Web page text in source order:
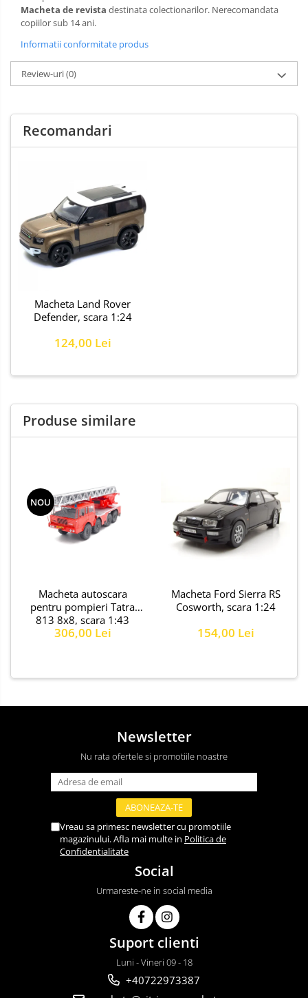
Macheta de revista destinata colectionarilor. Nerecomandata
copiilor sub 14 ani.
Informatii conformitate produs
Review-uri(0)
Recomandari
Macheta Land Rover
Defender, scara 1:24
124,00 Lei
Produse similare
NOU
Macheta autoscara
pentru pompieri Tatra
813 8x8, scara 1:43
306,00 Lei
Macheta Ford Sierra RS
Cosworth, scara 1:24
154,00 Lei
Newsletter
Nu rata ofertele si promotiile noastre
Vreau sa primesc newsletter cu promotiile
magazinului. Afla mai multe in Politica de
Confidentialitate
Social
Urmareste-ne in social media
Suport clienti
Luni - Vineri 09 - 18
+40722973387